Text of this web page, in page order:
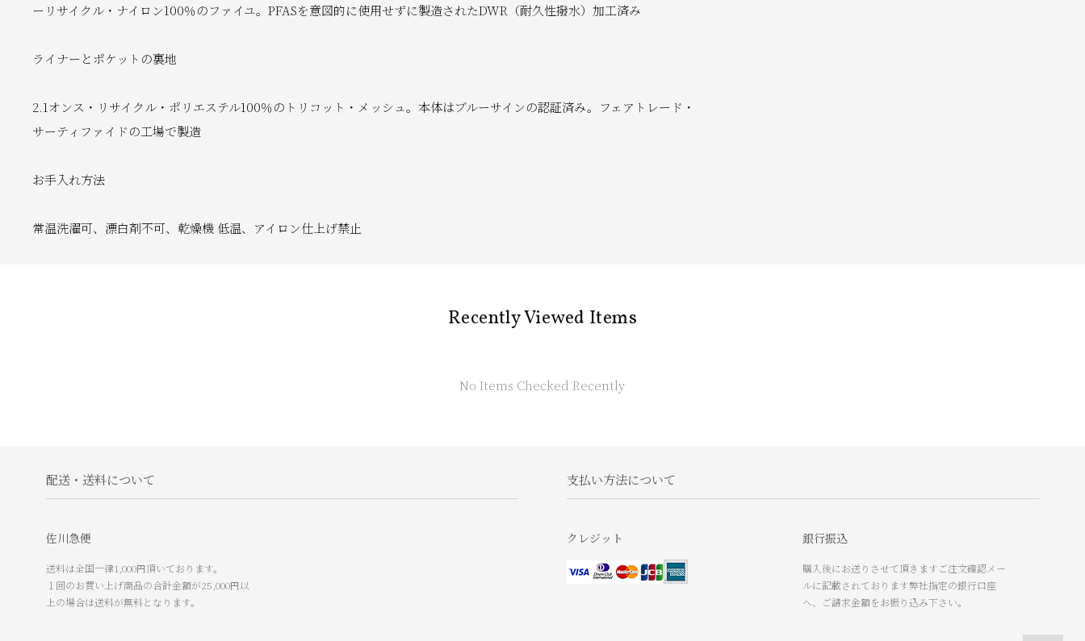
ーリサイクル・ナイロン100％のファイユ。PFASを意図的に使用せずに製造されたDWR（耐久性撥水）加工済み
ライナーとポケットの裏地
2.1オンス・リサイクル・ポリエステル100％のトリコット・メッシュ。本体はブルーサインの認証済み。フェアトレード・
サーティファイドの工場で製造
お手入れ方法
常温洗濯可、漂白剤不可、乾燥機 低温、アイロン仕上げ禁止
Recently Viewed Items
No Items Checked Recently
配送・送料について
佐川急便
送料は全国一律1,000円頂いております。
１回のお買い上げ商品の合計金額が25,000円以
上の場合は送料が無料となります。
支払い方法について
クレジット 銀行振込
購入後にお送りさせて頂きますご注文確認メー
ルに記載されております弊社指定の銀行口座
へ、ご請求金額をお振り込み下さい。